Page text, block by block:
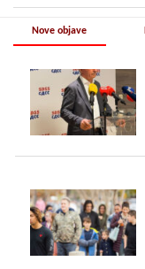
Nove objave